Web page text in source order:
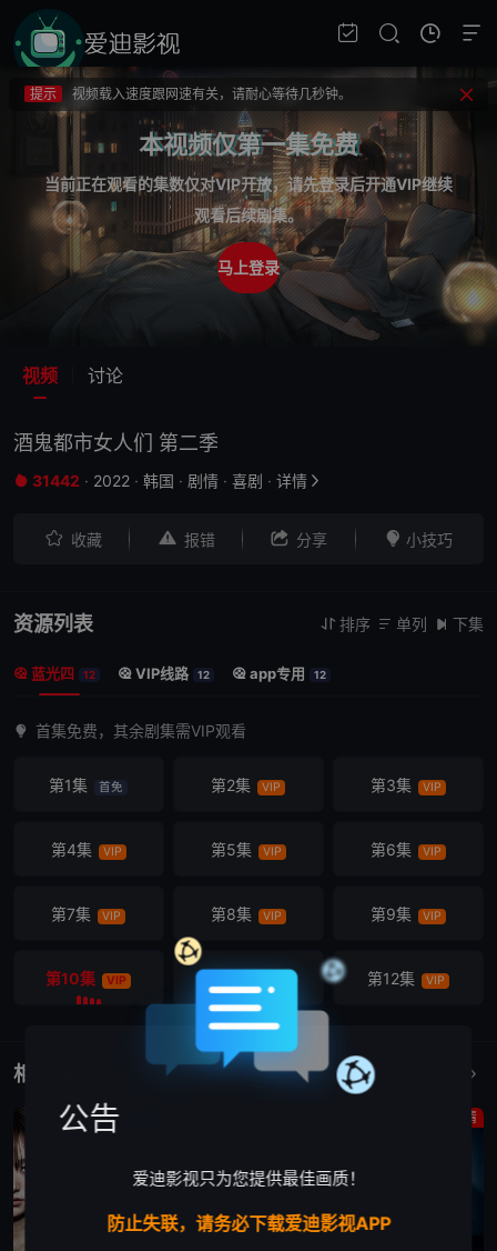
提示
提示
如果无法播放请重新刷新页面，或者切换线路。
提示
视频载入速度跟网速有关，请耐心等待几秒钟。
不要轻易相信视频中的广告，谨防上当受骗!
本视频仅第一集免费
当前正在观看的集数仅对VIP开放，请先登录后开通VIP继续
观看后续剧集。
马上登录
视频 讨论
酒鬼都市女人们 第二季
 31442 · 2022 · 韩国 · 剧情 · 喜剧 · 详情 
 收藏  报错  分享  小技巧
资源列表  排序  单列  下集
 蓝光四 12  VIP线路 12  app专用 12
首集免费，其余剧集需VIP观看
第1集 首免 第2集 VIP 第3集 VIP
第4集 VIP 第5集 VIP 第6集 VIP
第7集 VIP 第8集 VIP 第9集 VIP
第10集 VIP 第12集 VIP
相关作品
剧情
公告
爱迪影视只为您提供最佳画质！
防止失联，请务必下载爱迪影视APP